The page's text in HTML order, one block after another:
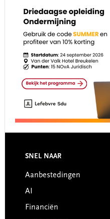
Footer
SNEL NAAR
Aanbestedingen
AI
Financiën